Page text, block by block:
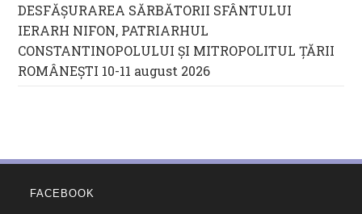
DESFĂȘURAREA SĂRBĂTORII SFÂNTULUI
IERARH NIFON, PATRIARHUL
CONSTANTINOPOLULUI ŞI MITROPOLITUL ȚĂRII
ROMÂNEȘTI 10-11 august 2026
FACEBOOK